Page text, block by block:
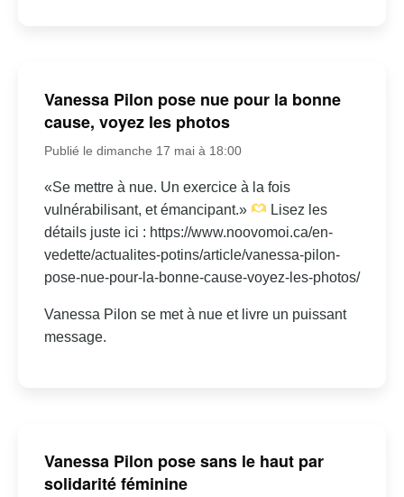
Vanessa Pilon pose nue pour la bonne
cause, voyez les photos
Publié le dimanche 17 mai à 18:00
«Se mettre à nue. Un exercice à la fois
vulnérabilisant, et émancipant.»
Lisez les
détails juste ici : https://www.noovomoi.ca/en-
vedette/actualites-potins/article/vanessa-pilon-
pose-nue-pour-la-bonne-cause-voyez-les-photos/
Vanessa Pilon se met à nue et livre un puissant
message.
Vanessa Pilon pose sans le haut par
solidarité féminine